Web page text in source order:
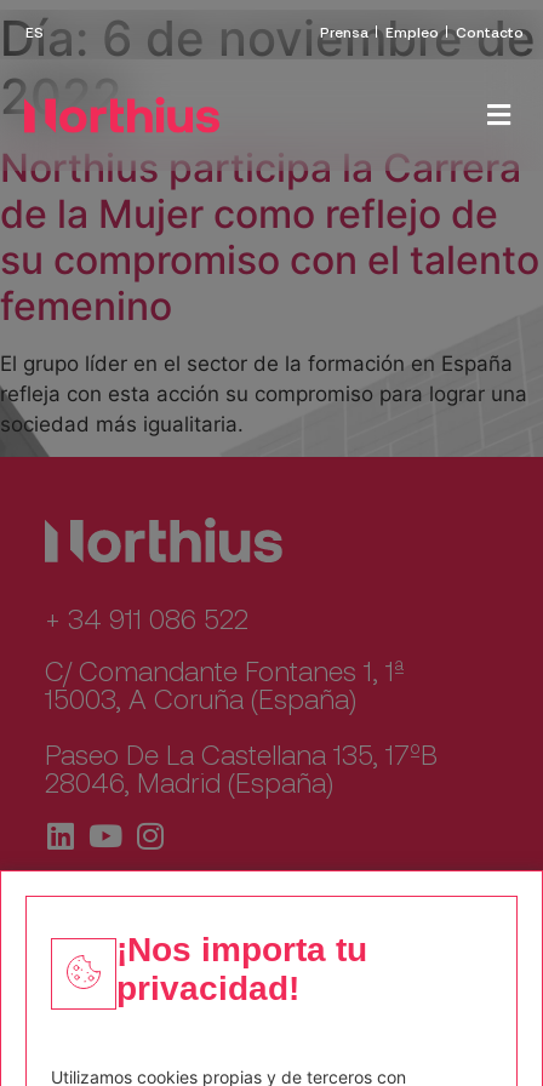
Prensa Empleo Contacto
Día: 6 de noviembre de
2022
Northius participa la Carrera
de la Mujer como reflejo de
su compromiso con el talento
femenino
El grupo líder en el sector de la formación en España
refleja con esta acción su compromiso para lograr una
sociedad más igualitaria.
+ 34 911 086 522
C/ Comandante Fontanes 1, 1ª
15003, A Coruña (España)
Paseo De La Castellana 135, 17ºB
28046, Madrid (España)
Quiénes somos
Corporate
¡Nos importa tu
privacidad!
Utilizamos cookies propias y de terceros con